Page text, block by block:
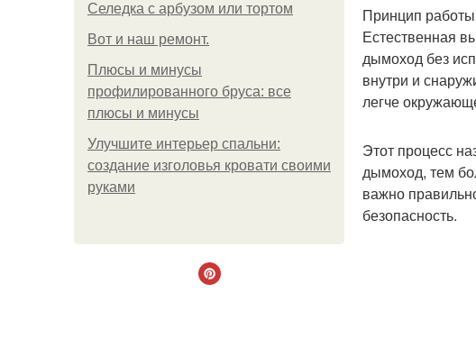
Селедка с арбузом или тортом
Boт и наш ремoнт.
Плюсы и минусы
профилированного бруса: все
плюсы и минусы
Улучшите интерьер спальни:
создание изголовья кровати своими
руками
Принцип
Естественная
дымоход без
внутри и
легче
Этот процесс
дымоход, тем
важно
безопасность.